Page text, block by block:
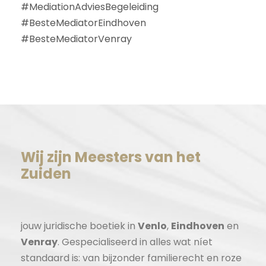
#MediationAdviesBegeleiding
#BesteMediatorEindhoven
#BesteMediatorVenray
Wij zijn Meesters van het
Zuiden
jouw juridische boetiek in Venlo, Eindhoven en
Venray. Gespecialiseerd in alles wat níet
standaard is: van bijzonder familierecht en roze